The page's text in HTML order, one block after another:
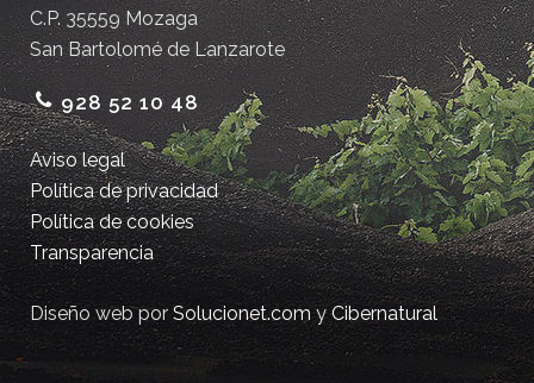
C.P. 35559 Mozaga
San Bartolomé de Lanzarote
928 52 10 48
Aviso legal
Política de privacidad
Política de cookies
Transparencia
Diseño web porSolucionet.comyCibernatural